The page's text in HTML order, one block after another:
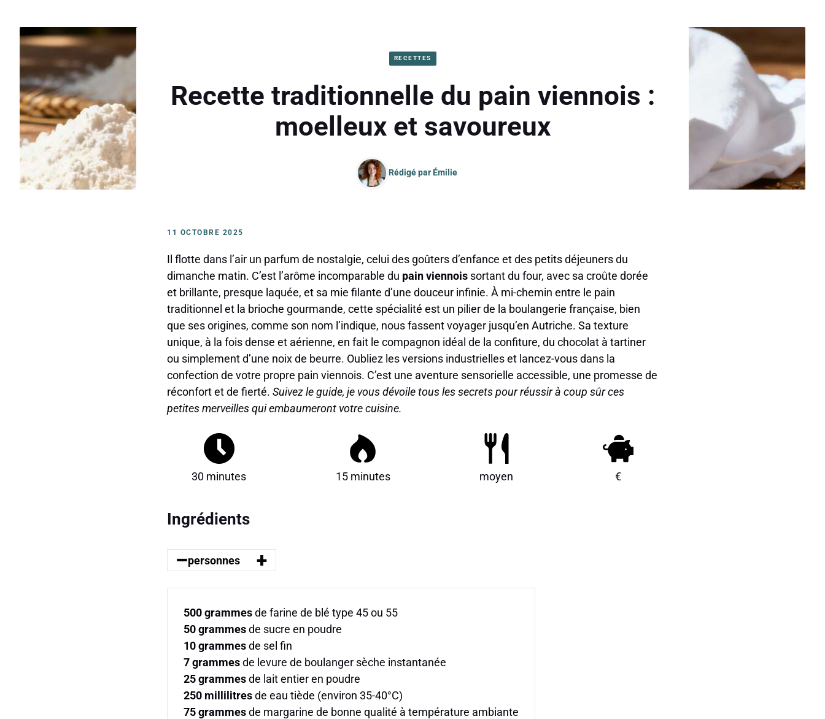
RECETTES
Recette traditionnelle du pain viennois :
moelleux et savoureux
Rédigé par Émilie
11 OCTOBRE 2025
Il flotte dans l’air un parfum de nostalgie, celui des goûters d’enfance et des petits déjeuners du
dimanche matin. C’est l’arôme incomparable du pain viennois sortant du four, avec sa croûte dorée
et brillante, presque laquée, et sa mie filante d’une douceur infinie. À mi-chemin entre le pain
traditionnel et la brioche gourmande, cette spécialité est un pilier de la boulangerie française, bien
que ses origines, comme son nom l’indique, nous fassent voyager jusqu’en Autriche. Sa texture
unique, à la fois dense et aérienne, en fait le compagnon idéal de la confiture, du chocolat à tartiner
ou simplement d’une noix de beurre. Oubliez les versions industrielles et lancez-vous dans la
confection de votre propre pain viennois. C’est une aventure sensorielle accessible, une promesse de
réconfort et de fierté. Suivez le guide, je vous dévoile tous les secrets pour réussir à coup sûr ces
petites merveilles qui embaumeront votre cuisine.
30 minutes 15 minutes moyen €
Ingrédients
–personnes +
500grammesde farine de blé type 45 ou 55
50grammesde sucre en poudre
10grammesde sel fin
7grammesde levure de boulanger sèche instantanée
25grammesde lait entier en poudre
250 millilitresde eau tiède (environ 35-40°C)
75grammesde margarine de bonne qualité à température ambiante